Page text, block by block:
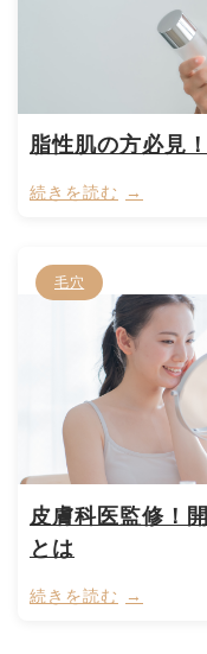
脂性肌の方必見
続きを読む
毛穴
皮膚科医監修！
とは
続きを読む